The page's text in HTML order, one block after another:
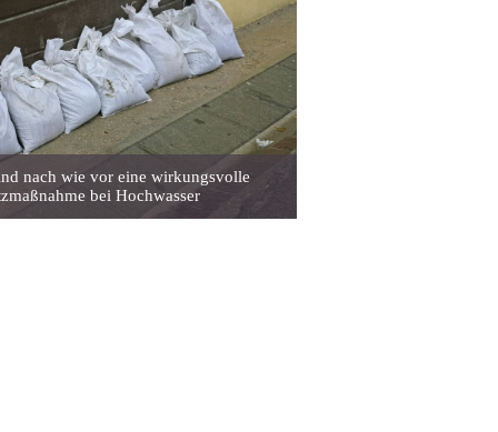
nach wie vor eine wirkungsvolle
bei Hochwasser